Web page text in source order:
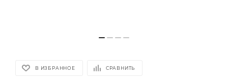
В ИЗБРАННОЕ СРАВНИТЬ